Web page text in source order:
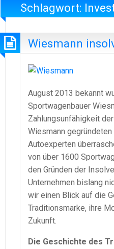
Schlagwort:
Wiesmann
August 2013 bekannt
Sportwagenbauer
Zahlungsunfähigkeit
Wiesmann
Autoexperten
von über 1600
den Gründen der
Unternehmen bislang
wir einen Blick auf die
Traditionsmarke, ihre
Zukunft.
Die Geschichte des